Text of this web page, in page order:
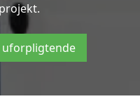
uforpligtende